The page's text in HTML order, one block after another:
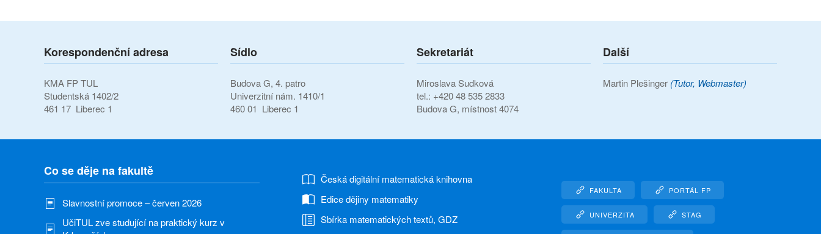
Korespondenční adresa
KMA FP TUL
Studentská 1402/2
461 17 Liberec 1
Sídlo
Budova G, 4. patro
Univerzitní nám. 1410/1
460 01 Liberec 1
Sekretariát
Miroslava Sudková
tel.: +420 48 535 2833
Budova G, místnost 4074
Další
Martin Plešinger (Tutor, Webmaster)
Co se děje na fakultě
Slavnostní promoce – červen 2026
UčiTUL zve studující na praktický kurz v
Česká digitální matematická knihovna
Edice dějiny matematiky
Sbírka matematických textů, GDZ
FAKULTA PORTÁL FP
UNIVERZITA STAG